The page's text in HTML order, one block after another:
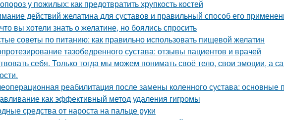
у пожилых: как предотвратить хрупкость костей
действий желатина для суставов и правильный способ его
вы хотели знать о желатине, но боялись спросить
советы по питанию: как правильно использовать пищевой желатин
тазобедренного сустава: отзывы пациентов и врачей
себя. Только тогда мы можем понимать своё тело, свои эмоции, а
реабилитация после замены коленного сустава:
как эффективный метод удаления гигромы
средства от нароста на пальце руки